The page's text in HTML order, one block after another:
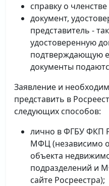
справку о
документ,
представитель -
удостоверенную
подтверждающую
документы
Заявление и
представить в
следующих способов:
лично в ФГБУ ФКП
МФЦ (независимо
объекта
подразделений и
сайте Росреестра);